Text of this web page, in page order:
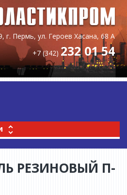
г. Пермь, ул. Героев Хасана, 68 А
+7 (342) 232 01 54
РЕЗИНОВЫЙ П-